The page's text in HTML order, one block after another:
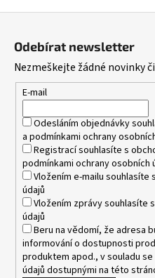
Odebírat newsletter
Nezmeškejte žádné novinky
E-mail
Odesláním objednávky
a podmínkami ochrany
Registrací souhlasíte s
podmínkami ochrany osobních
Vložením e-mailu souhlasíte s
údajů
Vložením zprávy souhlasíte s
údajů
Beru na vědomí, že adresa
informování o dostupnosti
produktem apod., v souladu
údajů dostupnými na této